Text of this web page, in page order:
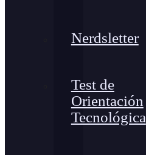
Nerdsletter
Test de
Orientación
Tecnológica